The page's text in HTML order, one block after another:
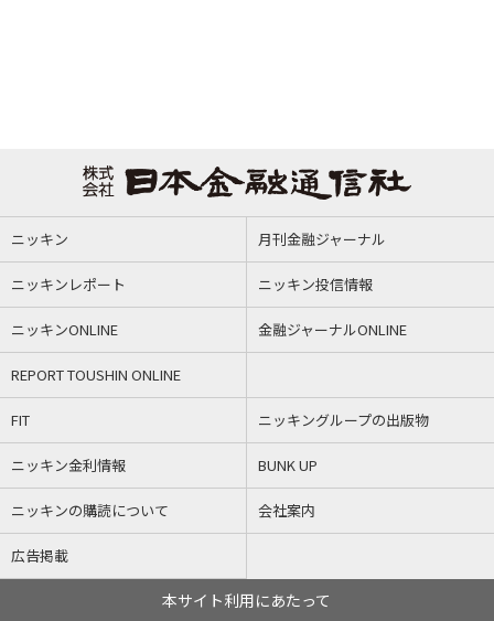
ニッキン 月刊金融ジャーナル
ニッキンレポート ニッキン投信情報
ニッキンONLINE 金融ジャーナルONLINE
REPORT TOUSHIN ONLINE
FIT ニッキングループの出版物
ニッキン金利情報 BUNK UP
ニッキンの購読について 会社案内
広告掲載
本サイト利用にあたって